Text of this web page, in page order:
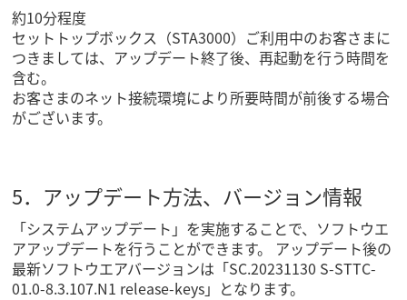
約10分程度
セットトップボックス（STA3000）ご利用中のお客さまに
つきましては、アップデート終了後、再起動を行う時間を
含む。
お客さまのネット接続環境により所要時間が前後する場合
がございます。
5．アップデート方法、バージョン情報
「システムアップデート」を実施することで、ソフトウエ
アアップデートを行うことができます。 アップデート後の
最新ソフトウエアバージョンは「SC.20231130 S-STTC-
01.0-8.3.107.N1 release-keys」となります。